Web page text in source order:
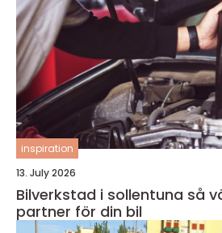
inspiration
13. July 2026
Bilverkstad i sollentuna så väljer du rätt
partner för din bil